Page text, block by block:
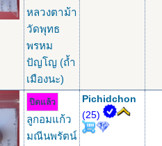
หลวงตาม้า
วัดพุทธ
พรหม
ปัญโญ (ถ้ำ
เมืองนะ)
ปิดแล้ว
ลูกอมแก้ว
มณีนพรัตน์
Pichidchon
(25)